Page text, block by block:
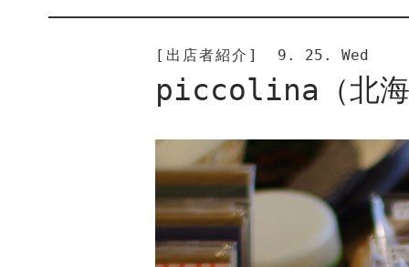
CONTENT
[出店者紹介] 9. 25. Wed
piccolina（北海